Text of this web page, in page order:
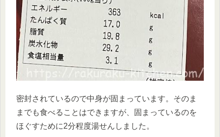
密封されているので中身が固まっています。そのま
までも食べることはできますが、固まっているのを
ほぐすために2分程度湯せんしました。